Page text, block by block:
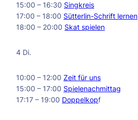
15:00 – 16:30 Singkreis
17:00 – 18:00 Sütterlin-Schrift lernen
18:00 – 20:00 Skat spielen
4 Di.
10:00 – 12:00 Zeit für uns
15:00 – 17:00 Spielenachmittag
17:17 – 19:00 Doppelkopf